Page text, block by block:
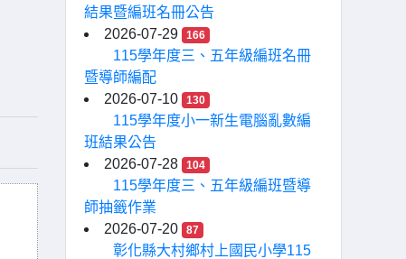
結果暨編班名冊公告
2026-07-29
166
115學年度三、五年級編班名冊
暨導師編配
2026-07-10
130
115學年度小一新生電腦亂數編
班結果公告
2026-07-28
104
115學年度三、五年級編班暨導
師抽籤作業
2026-07-20
87
彰化縣大村鄉村上國民小學115